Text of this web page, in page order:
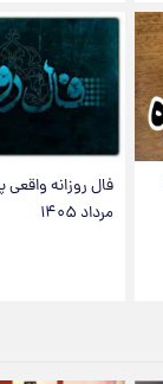
مرداد ۱۴۰۵